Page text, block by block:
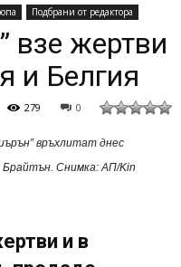
Подбрани от редактора
взе жертви
и Белгия
0
279
връхлитат днес
Брайтън. Снимка: АП/Kin
и в